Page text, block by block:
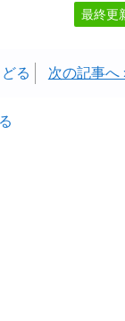
最終更
る 次の記事へ